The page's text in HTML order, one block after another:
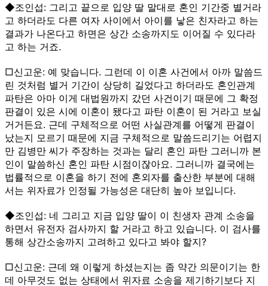
◆조인섭: 그리고 끝으로 입양 딸 말대로 혼인 기간중 별거라
고 하더라도 다른 여자 사이에서 아이를 낳은 친자라고 하는
결과가 나온다고 하면은 상간 소송까지도 이어질 수 있다라
고 하는 거죠.
□신고운: 예 맞습니다. 그런데 이 이혼 사건에서 아까 말씀드
린 것처럼 별거 기간이 상당히 길었다고 하더라도 혼인관계
파탄은 아마 이게 대법원까지 갔던 사건이기 때문에 그 확정
판결이 있은 시에 이혼이 됐다고 파탄 이혼이 된 거라고 보실
거거든요. 근데 구체적으로 어떤 사실관계를 어떻게 판결이
났는지 모르기 때문에 지금 구체적으로 말씀드리기는 어렵지
만 김병만 씨가 주장하는 것과는 달리 혼인 파탄 그러니까 본
인이 말씀하신 혼인 파탄 시점이잖아요. 그러니까 결국에는
법률적으로 이혼을 하기 전에 혼외자를 출산한 부분에 대해
서는 위자료가 인정될 가능성은 대단히 높아 보입니다.
◆조인섭: 네 그리고 지금 입양 딸이 이 친생자 관계 소송을
하면서 유전자 검사까지 할 거라고 하고 있습니다. 이 검사를
통해 상간소송까지 고려하고 있다고 봐야 할지?
□신고운: 근데 왜 이렇게 하셨는지는 좀 약간 의문이기는 한
데 아무것도 없는 상태에서 위자료 소송을 제기하기보다 지